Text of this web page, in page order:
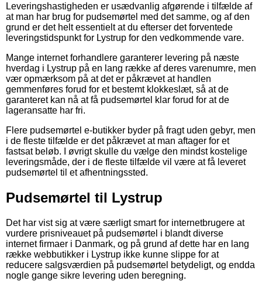
Leveringshastigheden er usædvanlig afgørende i tilfælde af
at man har brug for pudsemørtel med det samme, og af den
grund er det helt essentielt at du efterser det forventede
leveringstidspunkt for Lystrup for den vedkommende vare.
Mange internet forhandlere garanterer levering på næste
hverdag i Lystrup på en lang række af deres varenumre, men
vær opmærksom på at det er påkrævet at handlen
gemmenføres forud for et bestemt klokkeslæt, så at de
garanteret kan nå at få pudsemørtel klar forud for at de
lageransatte har fri.
Flere pudsemørtel e-butikker byder på fragt uden gebyr, men
i de fleste tilfælde er det påkrævet at man aftager for et
fastsat beløb. I øvrigt skulle du vælge den mindst kostelige
leveringsmåde, der i de fleste tilfælde vil være at få leveret
pudsemørtel til et afhentningssted.
Pudsemørtel til Lystrup
Det har vist sig at være særligt smart for internetbrugere at
vurdere prisniveauet på pudsemørtel i blandt diverse
internet firmaer i Danmark, og på grund af dette har en lang
række webbutikker i Lystrup ikke kunne slippe for at
reducere salgsværdien på pudsemørtel betydeligt, og endda
nogle gange sikre levering uden beregning.